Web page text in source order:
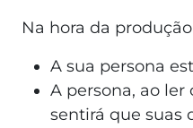
Na hora da
A sua persona
A persona, ao
sentirá que suas